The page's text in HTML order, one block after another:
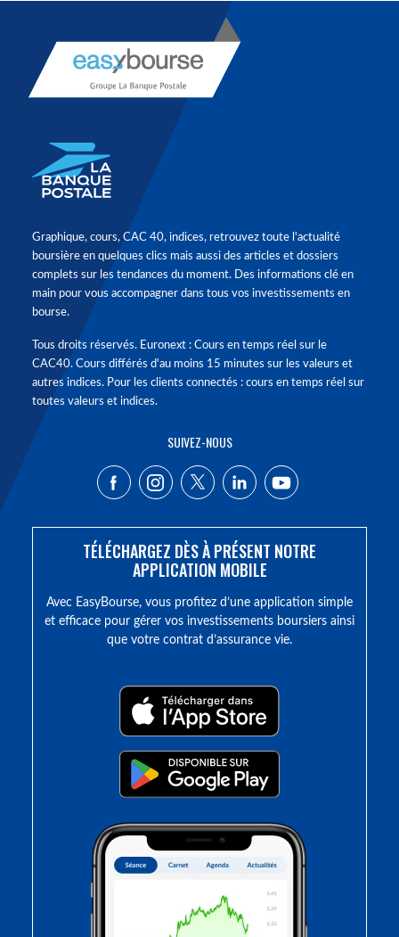
Graphique, cours, CAC 40, indices, retrouvez toute l'actualité
boursière en quelques clics mais aussi des articles et dossiers
complets sur les tendances du moment. Des informations clé en
main pour vous accompagner dans tous vos investissements en
bourse.
Tous droits réservés. Euronext : Cours en temps réel sur le
CAC40. Cours différés d'au moins 15 minutes sur les valeurs et
autres indices. Pour les clients connectés : cours en temps réel sur
toutes valeurs et indices.
SUIVEZ-NOUS
TÉLÉCHARGEZ DÈS À PRÉSENT NOTRE
APPLICATION MOBILE
Avec EasyBourse, vous profitez d’une application simple
et efficace pour gérer vos investissements boursiers ainsi
que votre contrat d’assurance vie.